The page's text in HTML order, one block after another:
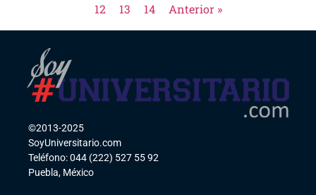
12
13 14 Anterior »
©2013-2025
SoyUniversitario.com
Teléfono: 044 (222) 527 55 92
Puebla, México